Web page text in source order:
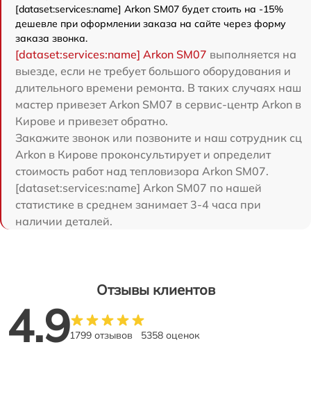
[dataset:services:name] Arkon SM07 будет стоить на -15%
дешевле при оформлении заказа на сайте через форму
заказа звонка.
[dataset:services:name] Arkon SM07 выполняется на
выезде, если не требует большого оборудования и
длительного времени ремонта. В таких случаях наш
мастер привезет Arkon SM07 в сервис-центр Arkon в
Кирове и привезет обратно.
Закажите звонок или позвоните и наш сотрудник сц
Arkon в Кирове проконсультирует и определит
стоимость работ над тепловизора Arkon SM07.
[dataset:services:name] Arkon SM07 по нашей
статистике в среднем занимает 3-4 часа при
наличии деталей.
Отзывы клиентов
4.91799 отзывов 5358 оценок